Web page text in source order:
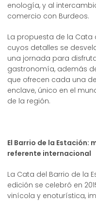
enología, y al
comercio con Burdeos.
La propuesta de la Cata
cuyos detalles se
una jornada para
gastronomía, además
que ofrecen cada una
enclave, único en el
de la región.
El Barrio de la
referente internacional
La Cata del Barrio de la
edición se celebró en
vinícola y enoturística,